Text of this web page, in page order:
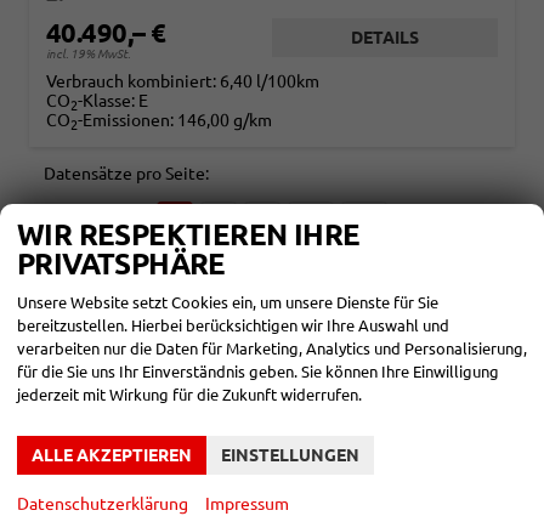
40.490,– €
incl. 19% MwSt.
DETAILS
Verbrauch kombiniert: 6,40 l/100km
CO2-Klasse: E
CO2-Emissionen: 146,00 g/km
Datensätze pro Seite:
Seite:
Seiten:
MARKE
WIR RESPEKTIEREN IHRE
PRIVATSPHÄRE
Unsere Website setzt Cookies ein, um unsere Dienste für Sie
bereitzustellen. Hierbei berücksichtigen wir Ihre Auswahl und
verarbeiten nur die Daten für Marketing, Analytics und Personalisierung,
für die Sie uns Ihr Einverständnis geben. Sie können Ihre Einwilligung
jederzeit mit Wirkung für die Zukunft widerrufen.
ALLE AKZEPTIEREN EINSTELLUNGEN
Datenschutzerklärung Impressum